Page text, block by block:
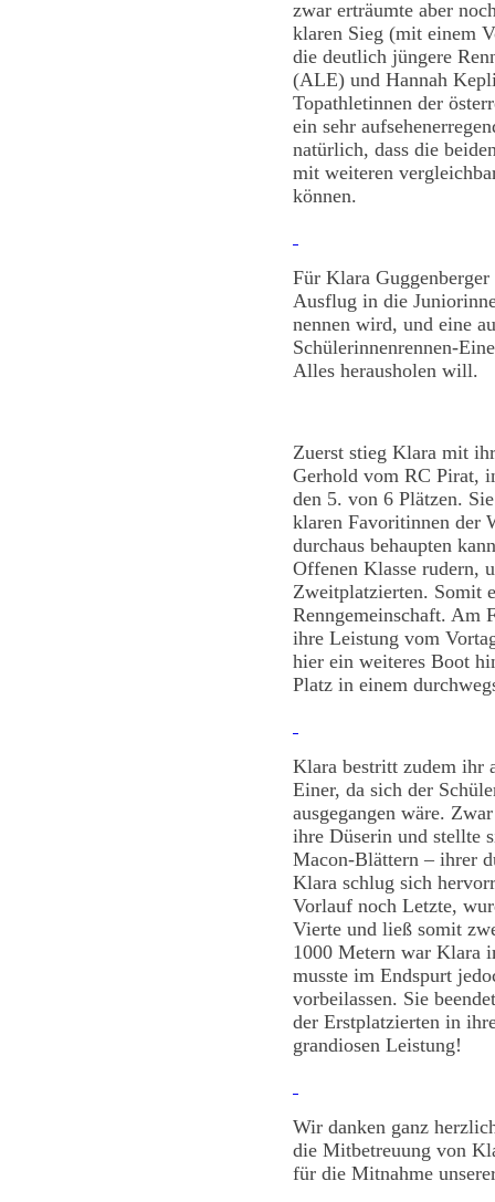
zwar erträumte aber
klaren Sieg (mit einem
die deutlich jüngere
(ALE) und Hannah
Topathletinnen der
ein sehr
natürlich, dass die
mit weiteren
können.
Für Klara
Ausflug in die
nennen wird, und eine
Schülerinnenrennen-
Alles herausholen will.
Zuerst stieg Klara mit
Gerhold vom RC Pirat,
den 5. von 6 Plätzen.
klaren Favoritinnen der
durchaus behaupten
Offenen Klasse rudern,
Zweitplatzierten. Somit
Renngemeinschaft. Am
ihre Leistung vom
hier ein weiteres Boot
Platz in einem
Klara bestritt zudem ihr
Einer, da sich der
ausgegangen wäre.
ihre Düserin und stellte
Macon-Blättern – ihrer
Klara schlug sich
Vorlauf noch Letzte,
Vierte und ließ somit
1000 Metern war Klara
musste im Endspurt
vorbeilassen. Sie
der Erstplatzierten in
grandiosen Leistung!
Wir danken ganz
die Mitbetreuung von
für die Mitnahme